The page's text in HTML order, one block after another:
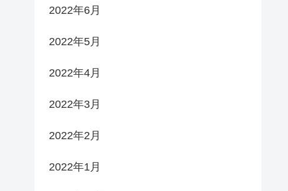
2022年6月
2022年5月
2022年4月
2022年3月
2022年2月
2022年1月